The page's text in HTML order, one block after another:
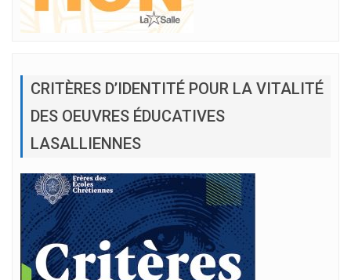
CRITÈRES D’IDENTITÉ POUR LA VITALITÉ
DES OEUVRES ÉDUCATIVES
LASALLIENNES